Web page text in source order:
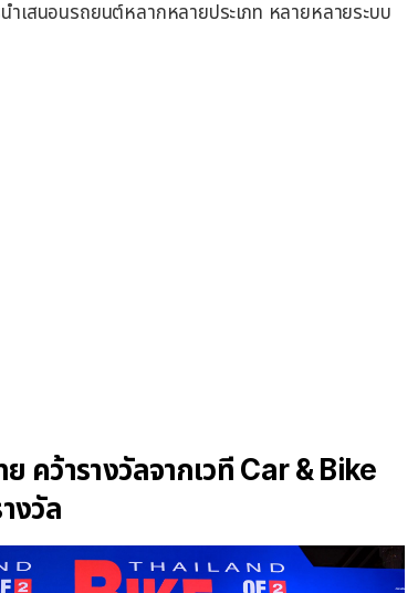
ำเสนอนรถยนต์หลากหลายประเภท หลายหลายระบบ
คว้ารางวัลจากเวที Car & Bike
งวัล